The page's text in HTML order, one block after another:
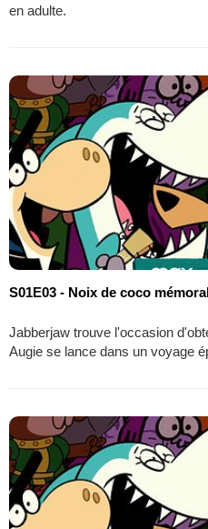
en adulte.
S01E03 - Noix de coco
Jabberjaw trouve l'occasion
Augie se lance dans un voyage